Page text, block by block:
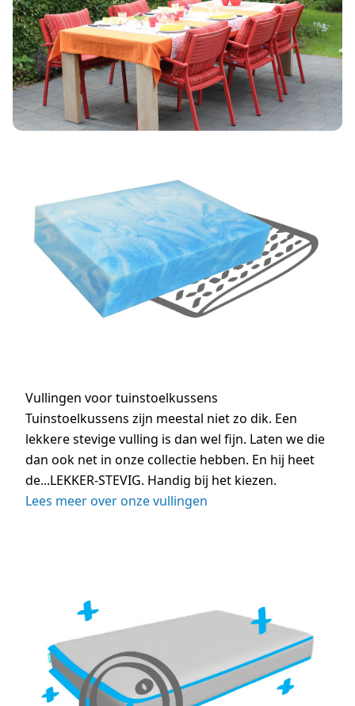
Vullingen voor tuinstoelkussens
Tuinstoelkussens zijn meestal niet zo dik. Een
lekkere stevige vulling is dan wel fijn. Laten we die
dan ook net in onze collectie hebben. En hij heet
de...LEKKER-STEVIG. Handig bij het kiezen.
Lees meer over onze vullingen